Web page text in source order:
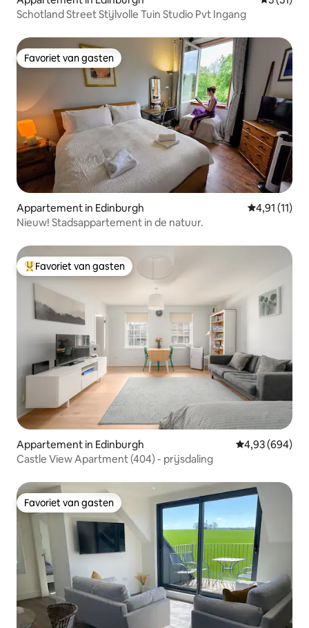
Schotland Street Stijlvolle Tuin Studio Pvt Ingang
Favoriet van gasten
Favoriet van gasten
Appartement in Edinburgh Gemiddelde
4,91 (11)
Nieuw! Stadsappartement in de natuur.
Topfavoriet van gasten
Favoriet van gasten
Appartement in Edinburgh Gemiddelde
4,93 (694)
Castle View Apartment (404) - prijsdaling
Favoriet van gasten
Favoriet van gasten